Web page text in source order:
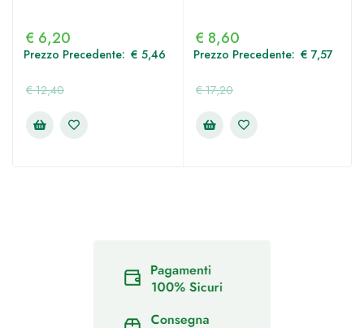
€12,40
€ 6,20
Prezzo Precedente: € 5,46
€17,20
€ 8,60
Prezzo Precedente: € 7,57